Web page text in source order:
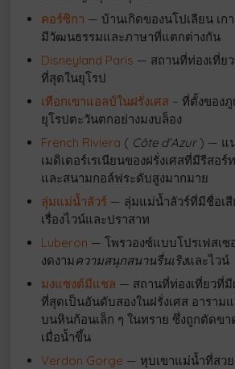
คอร์ซิกา — บ้านเกิดของนโปเลียน เก
มีวัฒนธรรมและภาษาที่แตกต่างกัน
Disneyland Paris — สถานที่ท่องเที่ย
ที่สุดในยุโรป
เทือกเขาแอลป์ในฝรั่งเศส – ที่ตั้งของ
ยุโรปตะวันตกอย่างมงบล็อง
French Riviera ( Côte d’Azur) — แน
เมดิเตอร์เรเนียนของฝรั่งเศสที่มีรีสอร์
และสนามกอล์ฟระดับสูงมากมาย
ลุ่มแม่น้ำลัวร์ — ลุ่มแม่น้ำลัวร์ที่มีชื่อเ
เรื่องไวน์และปราสาท
Luberon — โพรวองซ์แบบโปรเฟสเ
งดงามความสนุกสนานรื่นเริงและไวน์
มงแซงต์มีแชล — สถานที่ท่องเที่ยวที่
ที่สุดเป็นอันดับสองในฝรั่งเศส อาราม
บนหินก้อนเล็ก ๆ ในทราย ซึ่งถูกตัดข
เมื่อน้ำขึ้น
Verdon Gorge — หุบเขาแม่น้ำที่สวย